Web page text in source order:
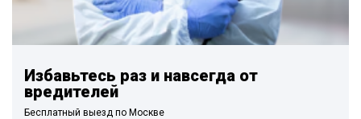
Избавьтесь раз и навсегда от
вредителей
Бесплатный выезд по Москве